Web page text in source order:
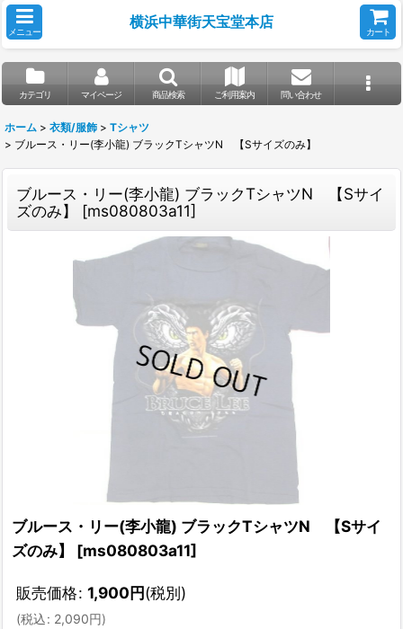
メニュー
横浜中華街天宝堂本店
カート
カテゴリ マイページ 商品検索 ご利用案内 問い合わせ
ホーム > 衣類/服飾 > Tシャツ
> ブルース・リー(李小龍) ブラックTシャツN 【Sサイズのみ】
ブルース・リー(李小龍) ブラックTシャツN 【Sサイ
ズのみ】
[ms080803a11]
ブルース・リー(李小龍) ブラックTシャツN 【Sサイ
ズのみ】
[ms080803a11]
販売価格: 1,900円(税別)
(税込: 2,090円)